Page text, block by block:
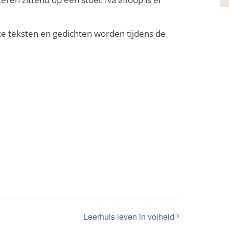
teksten en gedichten worden tijdens de
Leerhuis leven in volheid